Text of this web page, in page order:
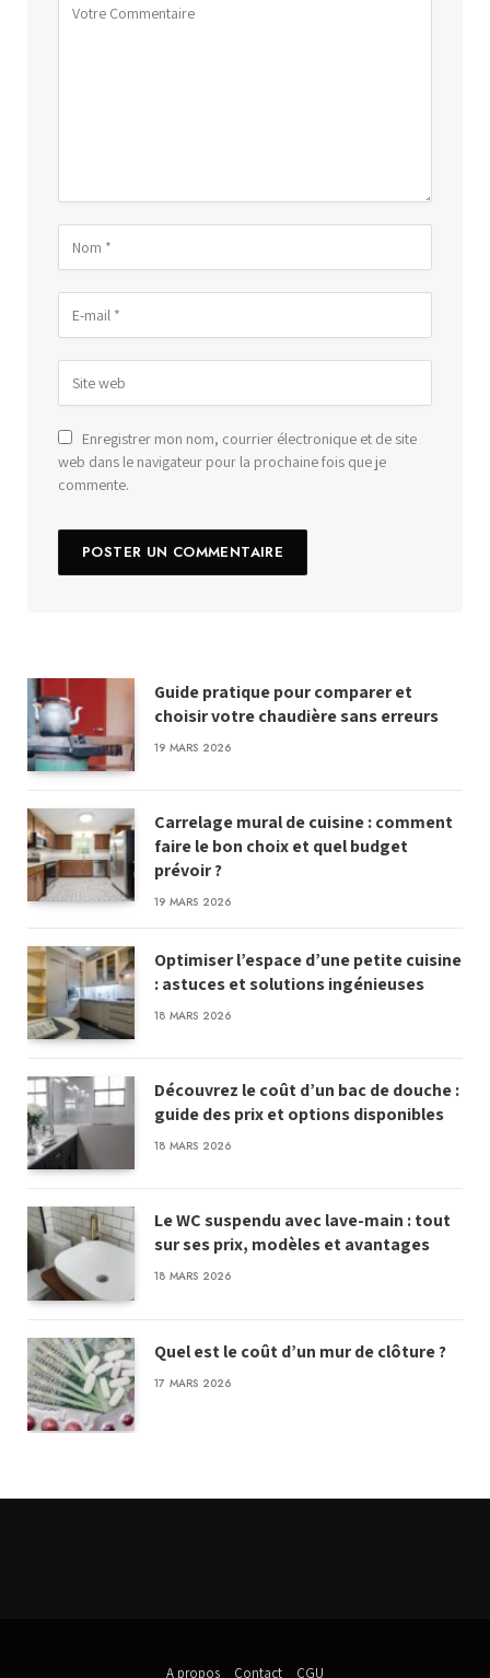
Enregistrer mon nom, courrier électronique et de site
web dans le navigateur pour la prochaine fois que je
commente.
Guide pratique pour comparer et
choisir votre chaudière sans erreurs
19 MARS 2026
Carrelage mural de cuisine : comment
faire le bon choix et quel budget
prévoir ?
19 MARS 2026
Optimiser l’espace d’une petite cuisine
: astuces et solutions ingénieuses
18 MARS 2026
Découvrez le coût d’un bac de douche :
guide des prix et options disponibles
18 MARS 2026
Le WC suspendu avec lave-main : tout
sur ses prix, modèles et avantages
18 MARS 2026
Quel est le coût d’un mur de clôture ?
17 MARS 2026
A propos Contact CGU